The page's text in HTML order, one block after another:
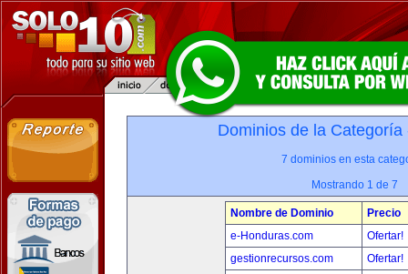
Dominios de la
7 dominios en esta
Mostrando 1 de 7
Nombre de Dominio
Precio
e-Honduras.com
Ofertar!
gestionrecursos.com
Ofertar!